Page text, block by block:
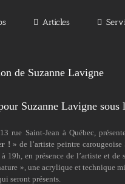
Articles
de Suzanne Lavigne
Suzanne Lavigne
rue Saint-Jean à Québec,
! » de l’artiste peintre
en présence de l’artiste et de
», une acrylique et technique
seront présents.